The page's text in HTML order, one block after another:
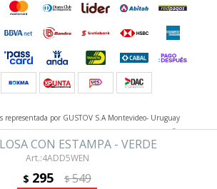
CON ESTAMPA - VERDE
4ADD5WEN
$ 295 $549
representada por GUSTOV S.A Montevideo- Uruguay